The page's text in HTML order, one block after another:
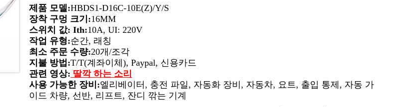
제품 모델:HBDS1-D16C-10E(Z)/Y/S
장착 구멍 크기:16MM
스위치 값: Ith:10A, UI: 220V
작업 유형:순간, 래칭
최소 주문 수량:20개/조각
지불 방법:T/T(계좌이체), Paypal, 신용카드
관련 영상: 딸깍 하는 소리
사용 가능한 장비:엘리베이터, 충전 파일, 자동화 장비, 자동차, 요트, 출입 통제, 자동 가
이드 차량, 선반, 리프트, 잔디 깎는 기계